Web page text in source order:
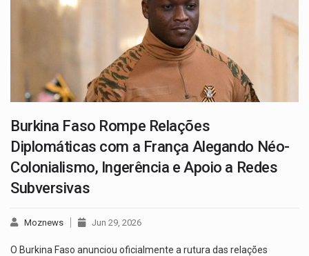
Burkina Faso Rompe Relações
Diplomáticas com a França Alegando Néo-
Colonialismo, Ingerência e Apoio a Redes
Subversivas
Moznews Jun 29, 2026
O Burkina Faso anunciou oficialmente a rutura das relações